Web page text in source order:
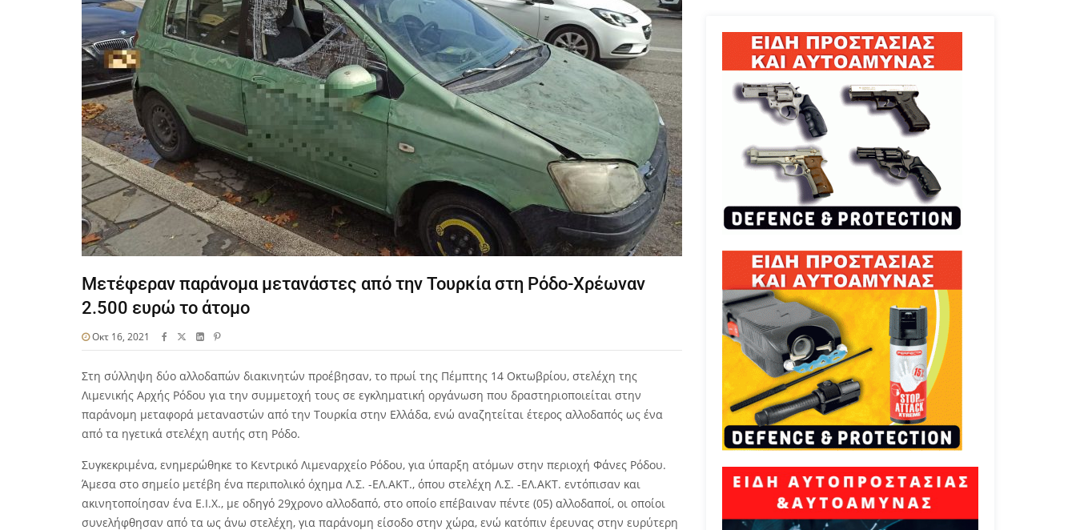
Μετέφεραν παράνομα μετανάστες από την Τουρκία στη Ρόδο-Χρέωναν
2.500 ευρώ το άτομο
Οκτ 16, 2021
Στη σύλληψη δύο αλλοδαπών διακινητών προέβησαν, το πρωί της Πέμπτης 14 Οκτωβρίου, στελέχη της
Λιμενικής Αρχής Ρόδου για την συμμετοχή τους σε εγκληματική οργάνωση που δραστηριοποιείται στην
παράνομη μεταφορά μεταναστών από την Τουρκία στην Ελλάδα, ενώ αναζητείται έτερος αλλοδαπός ως ένα
από τα ηγετικά στελέχη αυτής στη Ρόδο.
Συγκεκριμένα, ενημερώθηκε το Κεντρικό Λιμεναρχείο Ρόδου, για ύπαρξη ατόμων στην περιοχή Φάνες Ρόδου.
Άμεσα στο σημείο μετέβη ένα περιπολικό όχημα Λ.Σ. -ΕΛ.ΑΚΤ., όπου στελέχη Λ.Σ. -ΕΛ.ΑΚΤ. εντόπισαν και
ακινητοποίησαν ένα Ε.Ι.Χ., με οδηγό 29χρονο αλλοδαπό, στο οποίο επέβαιναν πέντε (05) αλλοδαποί, οι οποίοι
συνελήφθησαν από τα ως άνω στελέχη, για παράνομη είσοδο στην χώρα, ενώ κατόπιν έρευνας στην ευρύτερη